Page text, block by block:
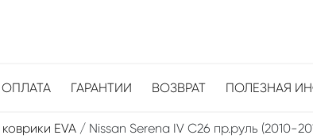
ГАРАНТИИ ВОЗВРАТ ПОЛЕЗНАЯ
EVA / Nissan Serena IV C26 пр.руль (2010-